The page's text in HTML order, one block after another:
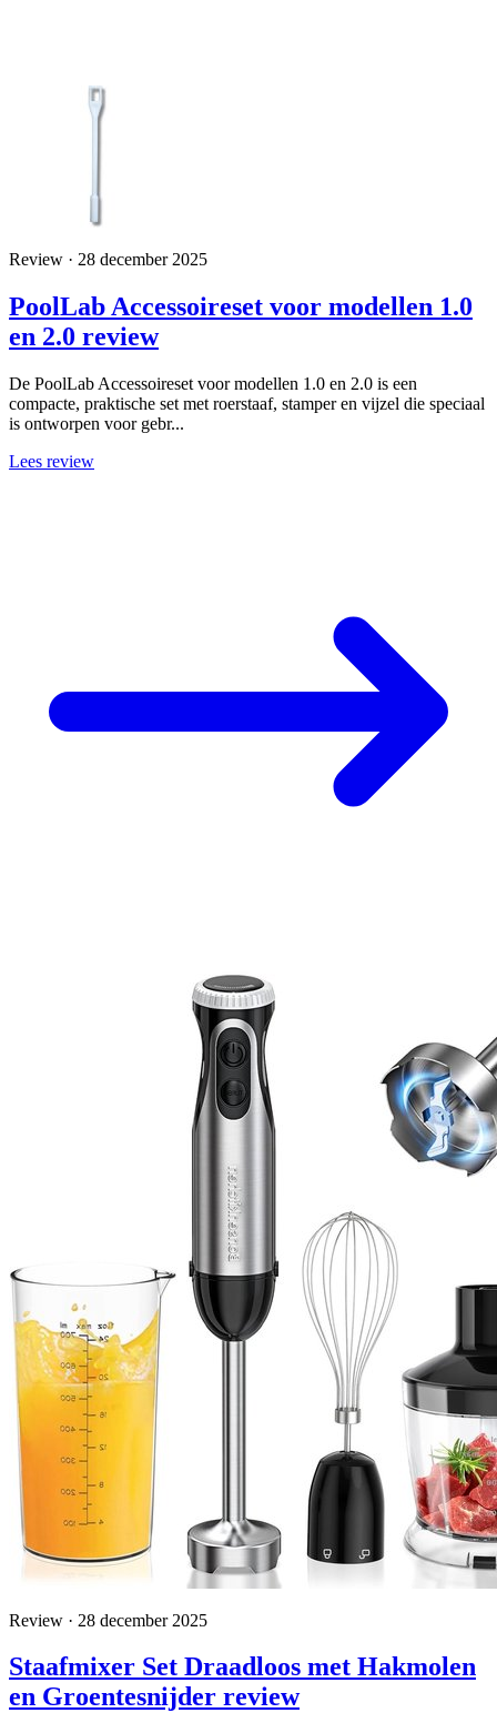
Review · 28 december 2025
PoolLab Accessoireset voor modellen 1.0
en 2.0 review
De PoolLab Accessoireset voor modellen 1.0 en 2.0 is een
compacte, praktische set met roerstaaf, stamper en vijzel die speciaal
is ontworpen voor gebr...
Lees review
Review · 28 december 2025
Staafmixer Set Draadloos met Hakmolen
en Groentesnijder review